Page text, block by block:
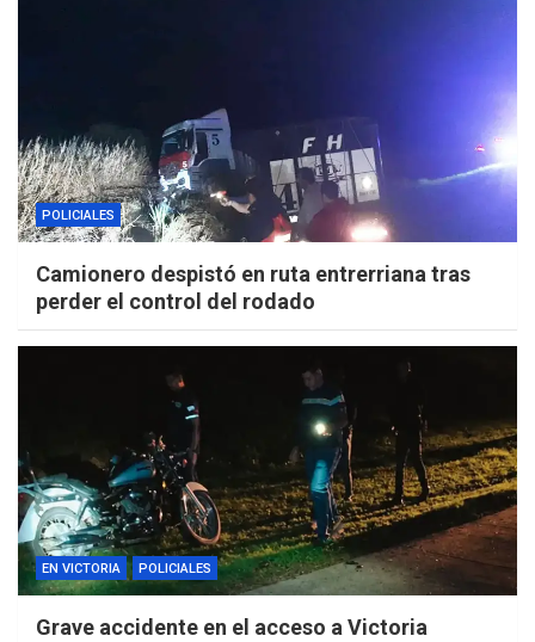
POLICIALES
Camionero despistó en ruta entrerriana tras
perder el control del rodado
EN VICTORIA POLICIALES
Grave accidente en el acceso a Victoria